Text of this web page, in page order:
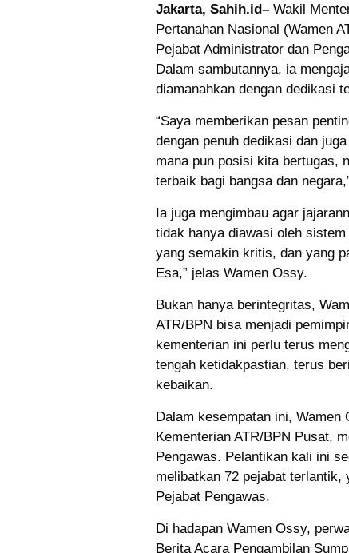
Jakarta, Sahih.id– Wakil
Pertanahan Nasional (Wamen
Pejabat Administrator dan
Dalam sambutannya, ia
diamanahkan dengan dedikasi
“Saya memberikan pesan
dengan penuh dedikasi dan
mana pun posisi kita bertugas,
terbaik bagi bangsa dan
Ia juga mengimbau agar
tidak hanya diawasi oleh
yang semakin kritis, dan yang
Esa,” jelas Wamen Ossy.
Bukan hanya berintegritas,
ATR/BPN bisa menjadi
kementerian ini perlu terus
tengah ketidakpastian, terus
kebaikan.
Dalam kesempatan ini,
Kementerian ATR/BPN Pusat,
Pengawas. Pelantikan kali ini
melibatkan 72 pejabat terlantik,
Pejabat Pengawas.
Di hadapan Wamen Ossy,
Berita Acara Pengambilan